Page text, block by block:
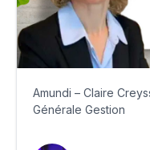
Amundi – Claire
Générale Gestion